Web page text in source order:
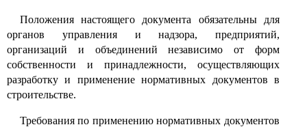
Положения настоящего документа обязательны для
органов управления и надзора, предприятий,
организаций и объединений независимо от форм
собственности и принадлежности, осуществляющих
разработку и применение нормативных документов в
строительстве.
Требования по применению нормативных документов